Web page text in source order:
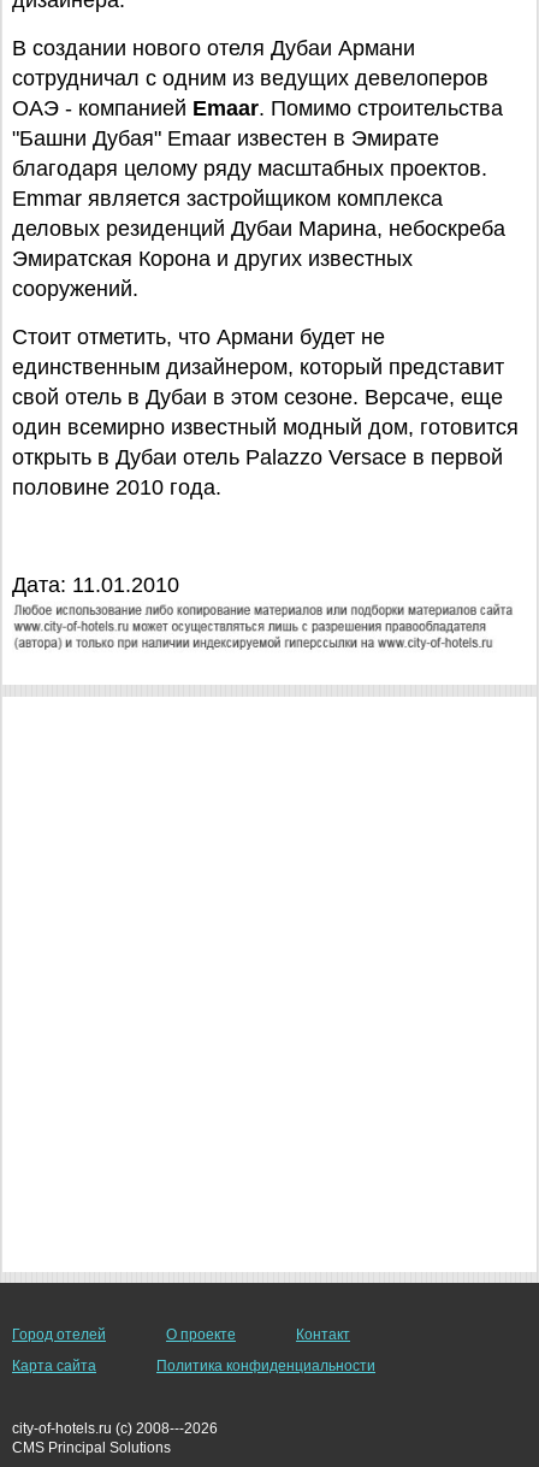
В создании нового отеля Дубаи Армани
сотрудничал с одним из ведущих девелоперов
ОАЭ - компанией Emaar. Помимо строительства
"Башни Дубая" Emaar известен в Эмирате
благодаря целому ряду масштабных проектов.
Emmar является застройщиком комплекса
деловых резиденций Дубаи Марина, небоскреба
Эмиратская Корона и других известных
сооружений.
Стоит отметить, что Армани будет не
единственным дизайнером, который представит
свой отель в Дубаи в этом сезоне. Версаче, еще
один всемирно известный модный дом, готовится
открыть в Дубаи отель Palazzo Versace в первой
половине 2010 года.
Дата: 11.01.2010
Город отелей О проекте
Контакт
Карта сайта
Политика конфиденциальности
city-of-hotels.ru (c) 2008---2026
СMS Principal Solutions